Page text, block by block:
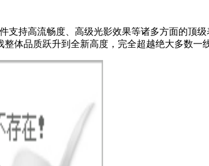
支持高流畅度、高级光影效果等诸多方面的顶
体品质跃升到全新高度，完全超越绝大多数一